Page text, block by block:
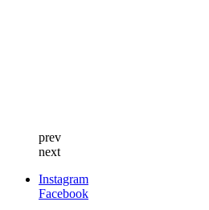
prev
next
Instagram
Facebook